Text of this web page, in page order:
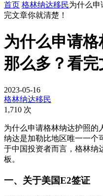
首页 格林纳达移民为什么申
完文章你就清楚！
为什么申请
那么多？看完
2023-05-16
格林纳达移民
1,710 次
为什么申请格林纳达护照的
纳达是加勒比地区唯一一个
于中国投资者而言，格林纳
板。
一、关于美国E2签证